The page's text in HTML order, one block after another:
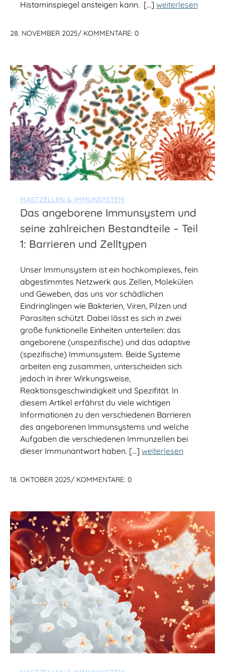
Histaminspiegel ansteigen kann. […] weiterlesen
28. NOVEMBER 2025/ KOMMENTARE: 0
MASTZELLEN & IMMUNSYSTEM
Das angeborene Immunsystem und
seine zahlreichen Bestandteile – Teil
1: Barrieren und Zelltypen
Unser Immunsystem ist ein hochkomplexes, fein
abgestimmtes Netzwerk aus Zellen, Molekülen
und Geweben, das uns vor schädlichen
Eindringlingen wie Bakterien, Viren, Pilzen und
Parasiten schützt. Dabei lässt es sich in zwei
große funktionelle Einheiten unterteilen: das
angeborene (unspezifische) und das adaptive
(spezifische) Immunsystem. Beide Systeme
arbeiten eng zusammen, unterscheiden sich
jedoch in ihrer Wirkungsweise,
Reaktionsgeschwindigkeit und Spezifität. In
diesem Artikel erfährst du viele wichtigen
Informationen zu den verschiedenen Barrieren
des angeborenen Immunsystems und welche
Aufgaben die verschiedenen Immunzellen bei
dieser Immunantwort haben. […] weiterlesen
18. OKTOBER 2025/ KOMMENTARE: 0